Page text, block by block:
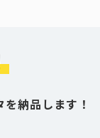
納品します！